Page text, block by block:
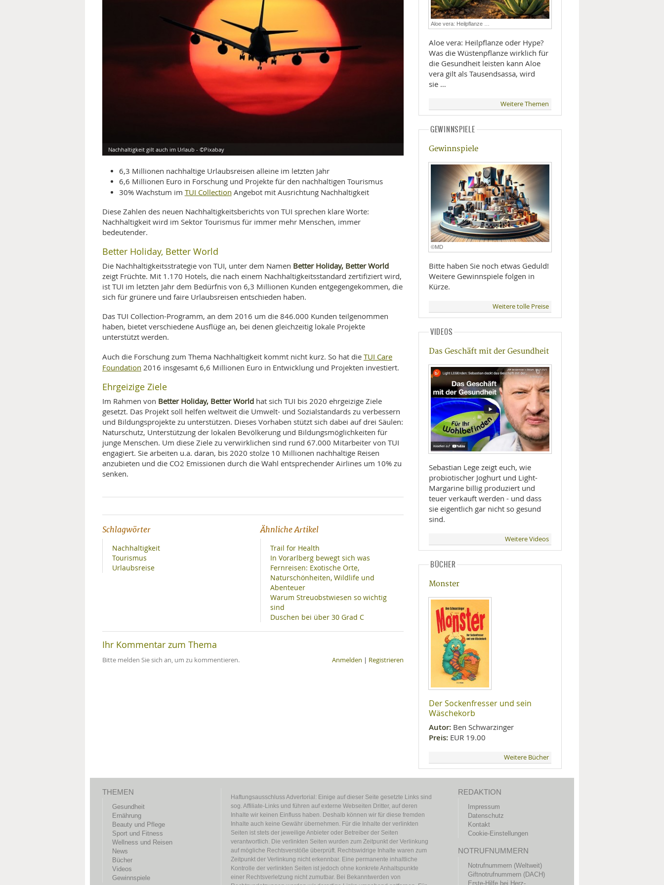
MEDIZINISCHE FACHBEGRIFFE
MUND UND ZÄHNE
PRÄVENTION UND ALTER
SYMPTOME UND DIAGNOSE
VITAMINE UND MINERALSTOFFE
LIFESTYLE
Nachhaltigkeit gilt auch im Urlaub - ©Pixabay
6,3 Millionen nachhaltige Urlaubsreisen alleine im letzten Jahr
6,6 Millionen Euro in Forschung und Projekte für den nachhaltigen Tourismus
30% Wachstum im TUI Collection Angebot mit Ausrichtung Nachhaltigkeit
Diese Zahlen des neuen Nachhaltigkeitsberichts von TUI sprechen klare Worte:
Nachhaltigkeit wird im Sektor Tourismus für immer mehr Menschen, immer
bedeutender.
Better Holiday, Better World
Die Nachhaltigkeitsstrategie von TUI, unter dem Namen Better Holiday, Better World
zeigt Früchte. Mit 1.170 Hotels, die nach einem Nachhaltigkeitsstandard zertifiziert wird,
ist TUI im letzten Jahr dem Bedürfnis von 6,3 Millionen Kunden entgegengekommen, die
sich für grünere und faire Urlaubsreisen entschieden haben.
Das TUI Collection-Programm, an dem 2016 um die 846.000 Kunden teilgenommen
haben, bietet verschiedene Ausflüge an, bei denen gleichzeitig lokale Projekte
unterstützt werden.
Auch die Forschung zum Thema Nachhaltigkeit kommt nicht kurz. So hat die TUI Care
Foundation 2016 insgesamt 6,6 Millionen Euro in Entwicklung und Projekten investiert.
Ehrgeizige Ziele
Im Rahmen von Better Holiday, Better World hat sich TUI bis 2020 ehrgeizige Ziele
gesetzt. Das Projekt soll helfen weltweit die Umwelt- und Sozialstandards zu verbessern
und Bildungsprojekte zu unterstützen. Dieses Vorhaben stützt sich dabei auf drei Säulen:
Naturschutz, Unterstützung der lokalen Bevölkerung und Bildungsmöglichkeiten für
junge Menschen. Um diese Ziele zu verwirklichen sind rund 67.000 Mitarbeiter von TUI
engagiert. Sie arbeiten u.a. daran, bis 2020 stolze 10 Millionen nachhaltige Reisen
anzubieten und die CO2 Emissionen durch die Wahl entsprechender Airlines um 10% zu
senken.
Schlagwörter
Nachhaltigkeit
Tourismus
Urlaubsreise
Ähnliche Artikel
Trail for Health
In Vorarlberg bewegt sich was
Fernreisen: Exotische Orte,
Naturschönheiten, Wildlife und
Abenteuer
Warum Streuobstwiesen so wichtig
sind
Duschen bei über 30 Grad C
Ihr Kommentar zum Thema
Bitte melden Sie sich an, um zu kommentieren. Anmelden | Registrieren
Aloe vera: Heilpflanze …
Aloe vera: Heilpflanze oder Hype?
Was die Wüstenpflanze wirklich für
die Gesundheit leisten kann Aloe
vera gilt als Tausendsassa, wird
sie …
Weitere Themen
GEWINNSPIELE
Gewinnspiele
©MD
Bitte haben Sie noch etwas Geduld!
Weitere Gewinnspiele folgen in
Kürze.
Weitere tolle Preise
VIDEOS
Das Geschäft mit der Gesundheit
Sebastian Lege zeigt euch, wie
probiotischer Joghurt und Light-
Margarine billig produziert und
teuer verkauft werden - und dass
sie eigentlich gar nicht so gesund
sind.
Weitere Videos
BÜCHER
Monster
Der Sockenfresser und sein
Wäschekorb
Autor: Ben Schwarzinger
Preis: EUR 19.00
Weitere Bücher
THEMEN
Gesundheit
Ernährung
Beauty und Pflege
Sport und Fitness
Wellness und Reisen
News
Bücher
Videos
Gewinnspiele
Haftungsausschluss Advertorial: Einige auf dieser Seite gesetzte Links sind
sog. Affiliate-Links und führen auf externe Webseiten Dritter, auf deren
Inhalte wir keinen Einfluss haben. Deshalb können wir für diese fremden
Inhalte auch keine Gewähr übernehmen. Für die Inhalte der verlinkten
Seiten ist stets der jeweilige Anbieter oder Betreiber der Seiten
verantwortlich. Die verlinkten Seiten wurden zum Zeitpunkt der Verlinkung
auf mögliche Rechtsverstöße überprüft. Rechtswidrige Inhalte waren zum
Zeitpunkt der Verlinkung nicht erkennbar. Eine permanente inhaltliche
Kontrolle der verlinkten Seiten ist jedoch ohne konkrete Anhaltspunkte
einer Rechtsverletzung nicht zumutbar. Bei Bekanntwerden von
REDAKTION
Impressum
Datenschutz
Kontakt
Cookie-Einstellungen
NOTRUFNUMMERN
Notrufnummern (Weltweit)
Giftnotrufnummern (DACH)
Erste-Hilfe bei Herz-